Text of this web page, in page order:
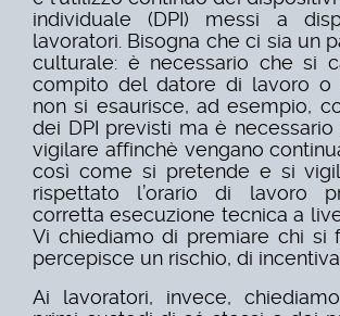
individuale (DPI) messi a
lavoratori. Bisogna che ci sia un
culturale: è necessario che si
compito del datore di lavoro o
non si esaurisce, ad esempio,
dei DPI previsti ma è
vigilare affinchè vengano
così come si pretende e si
rispettato l’orario di lavoro
corretta esecuzione tecnica a
Vi chiediamo di premiare chi si
percepisce un rischio, di
Ai lavoratori, invece,